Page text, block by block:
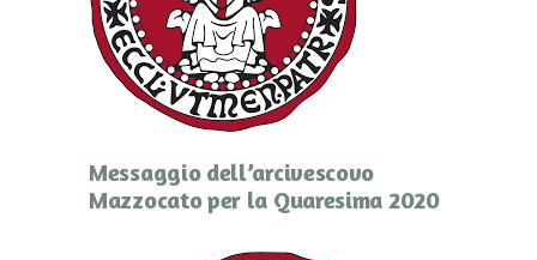
Messaggio dell’arcivescovo
Mazzocato per la Quaresima 2020